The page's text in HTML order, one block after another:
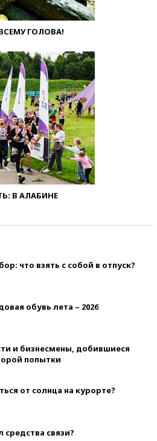
ГОЛОВА!
В АЛАБИНЕ
что взять с собой в отпуск?
обувь лета – 2026
и бизнесмены, добившиеся
попытки
от солнца на курорте?
средства связи?